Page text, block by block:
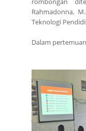
Rahmadonna,
Teknologi
Dalam